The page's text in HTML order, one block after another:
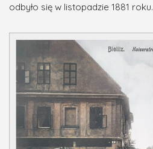
odbyło się w listopadzie 1881 roku.